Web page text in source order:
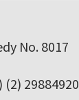
No. 8017
(2) 29884920